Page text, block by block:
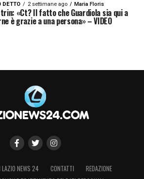
DETTO 2 settimane ago Maria Floris
«Ct? Il fatto che Guardiola sia qui a
è grazie a una persona» – VIDEO
LAZIO NEWS 24 CONTATTI
REDAZIONE